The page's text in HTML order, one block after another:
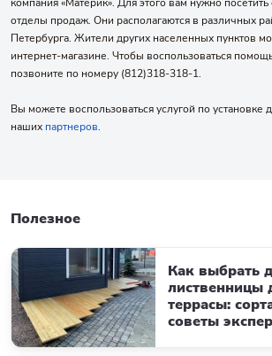
отделы продаж. Они располагаются в различных
Петербурга. Жители других населенных пунктов
интернет-магазине. Чтобы воспользоваться
позвоните по номеру (812)318-318-1.
Вы можете воспользоваться услугой по установке
наших партнеров.
Полезное
Как выбрать
лиственницы
террасы:
советы